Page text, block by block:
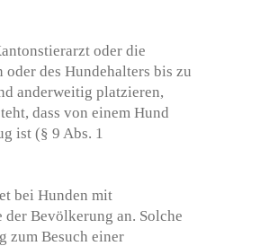
oder die
des Hundehalters bis zu
anderweitig platzieren,
dass von einem Hund
ist (§ 9 Abs. 1
bei Hunden mit
Bevölkerung an. Solche
zum Besuch einer